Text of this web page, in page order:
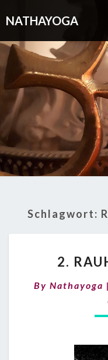
NATHAYOGA
Schlagwort:
2.
By Nathayoga |